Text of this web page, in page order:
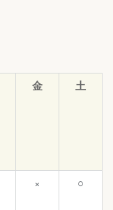
金 土
× ○